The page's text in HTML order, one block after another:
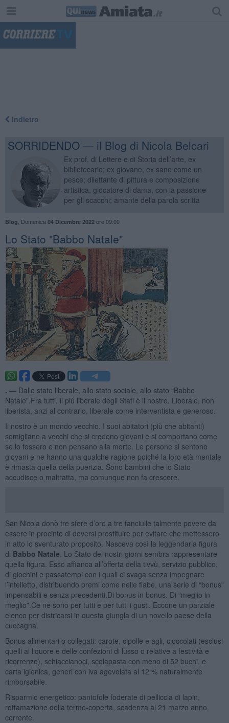
Indietro
SORRIDENDO — il Blog di Nicola Belcari
Ex prof. di Lettere e di Storia dell’arte, ex
bibliotecario; ex giovane, ex sano come un
pesce; dilettante di pittura e composizione
artistica, giocatore di dama, con la passione
per gli scacchi; amante della parola scritta
Blog Domenica 04 Dicembre 2022ore 09:00
Lo Stato "Babbo Natale"
. — Dallo stato liberale, allo stato sociale, allo stato “Babbo
Natale”.Fra tutti, il più liberale degli Stati è il nostro. Liberale, non
liberista, anzi al contrario, liberale come interventista e generoso.
Il nostro è un mondo vecchio. I suoi abitatori (più che abitanti)
somigliano a vecchi che si credono giovani e si comportano come
se lo fossero e non pensano alla morte. Le persone si sentono
giovani e ne hanno una qualche ragione poiché la loro età mentale
è rimasta quella della puerizia. Sono bambini che lo Stato
accudisce o maltratta, ma comunque non fa crescere.
San Nicola donò tre sfere d’oro a tre fanciulle talmente povere da
essere in procinto di doversi prostituire per evitare che mettessero
in atto lo sventurato proposito. Nasceva così la leggendaria figura
di Babbo Natale . Lo Stato dei nostri giorni sembra rappresentare
quella figura. Esso affianca all’offerta della tivvù, servizio pubblico,
di giochini e passatempi con i quali ci svaga senza impegnare
l’intelletto, distribuendo premi come nelle fiabe, una serie di “bonus”
impensabili e senza precedenti.Di bonus in bonus. Di “meglio in
meglio”.Ce ne sono per tutti e per tutti i gusti. Eccone un parziale
elenco per districarsi in questa giungla di un novello paese della
cuccagna.
Bonus alimentari o collegati: carote, cipolle e agli, cioccolati (esclusi
quelli al liquore e delle confezioni di lusso o relative a festività e
ricorrenze), schiaccianoci, scolapasta con meno di 52 buchi, e
carta igienica, generi con iva agevolata al 12 % naturalmente
rimborsabile.
Risparmio energetico: pantofole foderate di pelliccia di lapin,
rottamazione della termo-coperta, scadenza al 21 marzo anno
corrente.